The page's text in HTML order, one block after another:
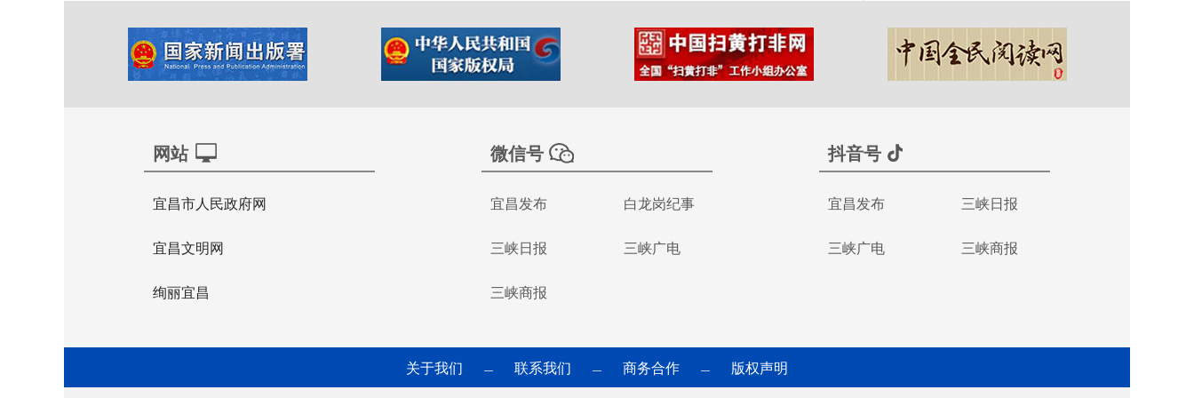
网站
宜昌市人民政府网
宜昌文明网
绚丽宜昌
微信号
宜昌发布 白龙岗纪事
三峡日报 三峡广电
三峡商报
抖音号
宜昌发布 三峡日报
三峡广电 三峡商报
关于我们 — 联系我们 — 商务合作 — 版权声明